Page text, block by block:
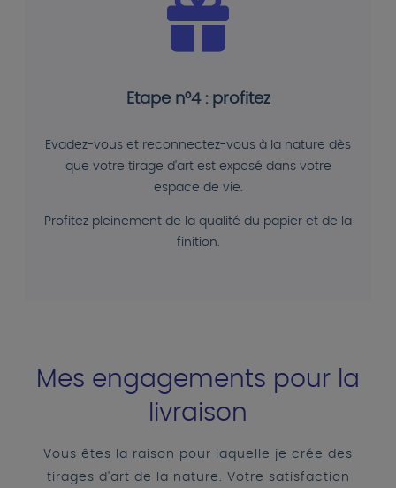
Etape n°4 : profitez
Evadez-vous et reconnectez-vous à la nature dès
que votre tirage d'art est exposé dans votre
espace de vie.
Profitez pleinement de la qualité du papier et de la
finition.
Mes engagements pour la
livraison
Vous êtes la raison pour laquelle je crée des
tirages d'art de la nature. Votre satisfaction